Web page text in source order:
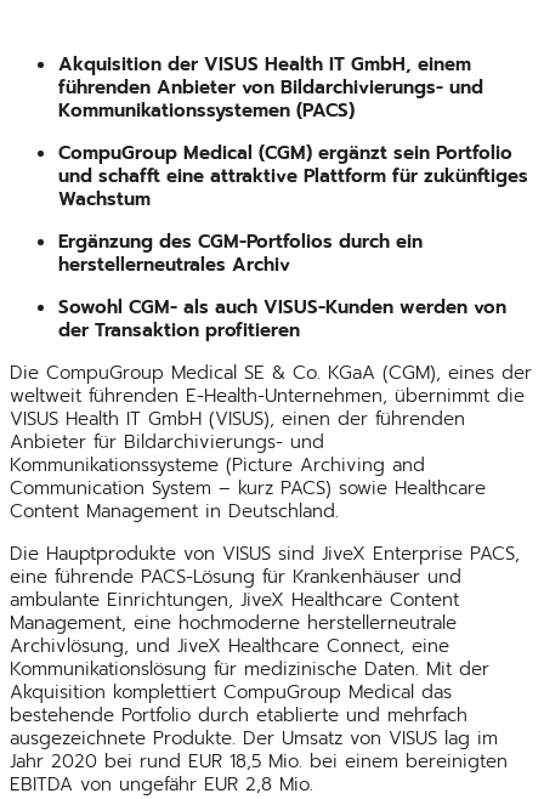
Akquisition der VISUS Health IT GmbH, einem
führenden Anbieter von Bildarchivierungs- und
Kommunikationssystemen (PACS)
CompuGroup Medical (CGM) ergänzt sein Portfolio
und schafft eine attraktive Plattform für zukünftiges
Wachstum
Ergänzung des CGM-Portfolios durch ein
herstellerneutrales Archiv
Sowohl CGM- als auch VISUS-Kunden werden von
der Transaktion profitieren
Die CompuGroup Medical SE & Co. KGaA (CGM), eines der
weltweit führenden E-Health-Unternehmen, übernimmt die
VISUS Health IT GmbH (VISUS), einen der führenden
Anbieter für Bildarchivierungs- und
Kommunikationssysteme (Picture Archiving and
Communication System – kurz PACS) sowie Healthcare
Content Management in Deutschland.
Die Hauptprodukte von VISUS sind JiveX Enterprise PACS,
eine führende PACS-Lösung für Krankenhäuser und
ambulante Einrichtungen, JiveX Healthcare Content
Management, eine hochmoderne herstellerneutrale
Archivlösung, und JiveX Healthcare Connect, eine
Kommunikationslösung für medizinische Daten. Mit der
Akquisition komplettiert CompuGroup Medical das
bestehende Portfolio durch etablierte und mehrfach
ausgezeichnete Produkte. Der Umsatz von VISUS lag im
Jahr 2020 bei rund EUR 18,5 Mio. bei einem bereinigten
EBITDA von ungefähr EUR 2,8 Mio.